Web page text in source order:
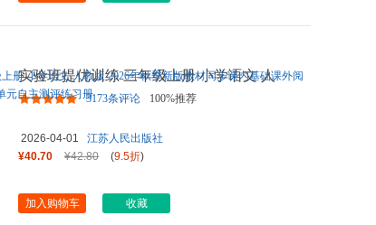
实验班提优训练 三年级上册 小学语文 人
教版 2026年秋季新版教材...
3173条评论 100%推荐
2026-04-01
江苏人民出版社
¥40.70
¥42.80 (9.5折)
加入购物车 收藏